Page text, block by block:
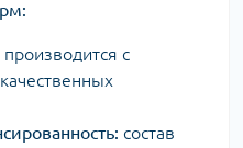
с
состав